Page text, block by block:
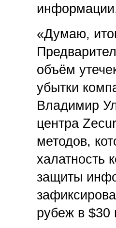
«Думаю,
объём
убытки
Владимир
центра
методов,
халатность
защиты
рубеж в $30